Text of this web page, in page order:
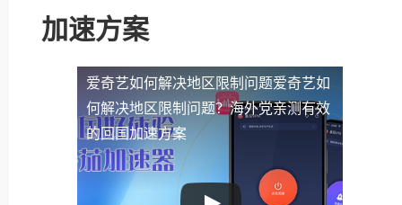
加速方案
爱奇艺如何解决地区限制问题爱奇艺如
何解决地区限制问题？海外党亲测有效
的回国加速方案